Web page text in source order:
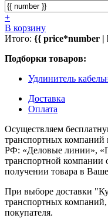
+
В корзину
Итого: {{ price*number |
Подборки товаров:
Удлинитель
Доставка
Оплата
Осуществляем
транспортных компаний
РФ: «Деловые линии»,
транспортной компании
получении товара в
При выборе доставки
транспортных компаний,
покупателя.